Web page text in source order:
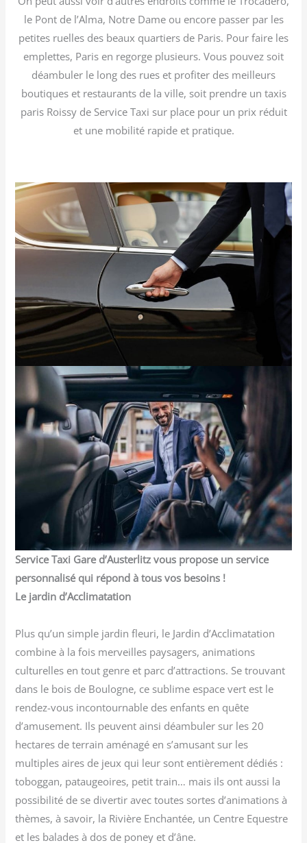
le Pont de l’Alma, Notre Dame ou encore passer par les
petites ruelles des beaux quartiers de Paris. Pour faire les
emplettes, Paris en regorge plusieurs. Vous pouvez soit
déambuler le long des rues et profiter des meilleurs
boutiques et restaurants de la ville, soit prendre un taxis
paris Roissy de Service Taxi sur place pour un prix réduit
et une mobilité rapide et pratique.
Service Taxi Gare d’Austerlitz vous propose un service
personnalisé qui répond à tous vos besoins !
Le jardin d’Acclimatation
Plus qu’un simple jardin fleuri, le Jardin d’Acclimatation
combine à la fois merveilles paysagers, animations
culturelles en tout genre et parc d’attractions. Se trouvant
dans le bois de Boulogne, ce sublime espace vert est le
rendez-vous incontournable des enfants en quête
d’amusement. Ils peuvent ainsi déambuler sur les 20
hectares de terrain aménagé en s’amusant sur les
multiples aires de jeux qui leur sont entièrement dédiés :
toboggan, pataugeoires, petit train… mais ils ont aussi la
possibilité de se divertir avec toutes sortes d’animations à
thèmes, à savoir, la Rivière Enchantée, un Centre Equestre
et les balades à dos de poney et d’âne.